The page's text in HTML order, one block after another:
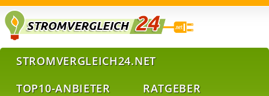
STROMVERGLEICH24.NET
TOP10-ANBIETER
RATGEBER